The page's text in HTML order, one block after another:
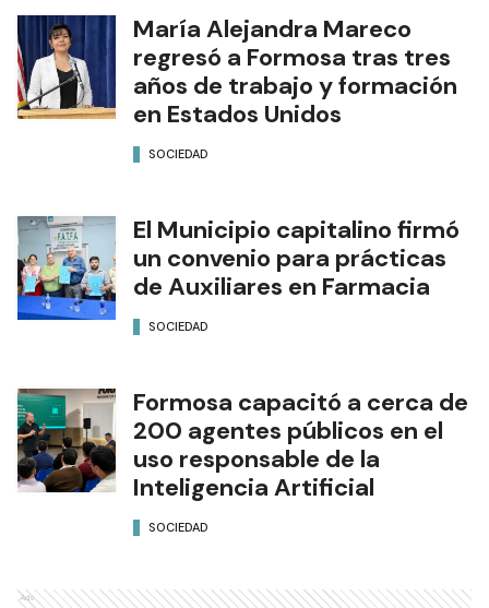
María Alejandra Mareco
regresó a Formosa tras tres
años de trabajo y formación
en Estados Unidos
SOCIEDAD
El Municipio capitalino firmó
un convenio para prácticas
de Auxiliares en Farmacia
SOCIEDAD
Formosa capacitó a cerca de
200 agentes públicos en el
uso responsable de la
Inteligencia Artificial
SOCIEDAD
Ads